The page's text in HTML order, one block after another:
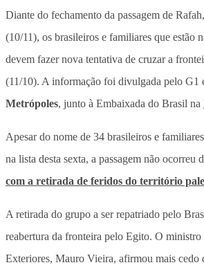
Diante do fechamento da passagem de
(10/11), os brasileiros e familiares que estão
devem fazer nova tentativa de cruzar a
(11/10). A informação foi divulgada pelo G1
Metrópoles, junto à Embaixada do Brasil na
Apesar do nome de 34 brasileiros e
na lista desta sexta, a passagem não ocorreu
com a retirada de feridos do território
A retirada do grupo a ser repatriado pelo
reabertura da fronteira pelo Egito. O ministro
Exteriores, Mauro Vieira, afirmou mais cedo